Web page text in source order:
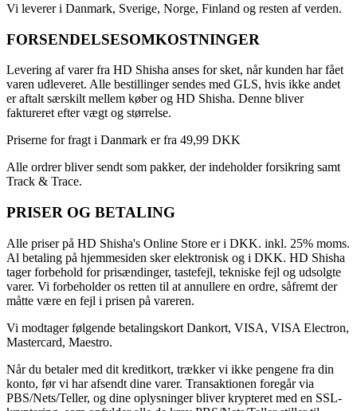
Vi leverer i Danmark, Sverige, Norge, Finland og resten af verden.
FORSENDELSESOMKOSTNINGER
Levering af varer fra HD Shisha anses for sket, når kunden har fået
varen udleveret. Alle bestillinger sendes med GLS, hvis ikke andet
er aftalt særskilt mellem køber og HD Shisha. Denne bliver
faktureret efter vægt og størrelse.
Priserne for fragt i Danmark er fra 49,99 DKK
Alle ordrer bliver sendt som pakker, der indeholder forsikring samt
Track & Trace.
PRISER OG BETALING
Alle priser på HD Shisha's Online Store er i DKK. inkl. 25% moms.
Al betaling på hjemmesiden sker elektronisk og i DKK. HD Shisha
tager forbehold for prisændinger, tastefejl, tekniske fejl og udsolgte
varer. Vi forbeholder os retten til at annullere en ordre, såfremt der
måtte være en fejl i prisen på vareren.
Vi modtager følgende betalingskort Dankort, VISA, VISA Electron,
Mastercard, Maestro.
Når du betaler med dit kreditkort, trækker vi ikke pengene fra din
konto, før vi har afsendt dine varer. Transaktionen foregår via
PBS/Nets/Teller, og dine oplysninger bliver krypteret med en SSL-